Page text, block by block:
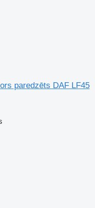
paredzēts DAF LF45